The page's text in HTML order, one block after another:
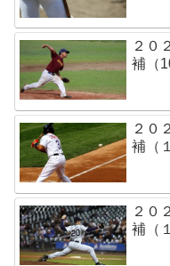
２０
補（
２０
補（
２０
補（